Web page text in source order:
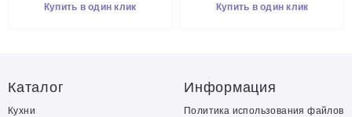
Купить в один клик Купить в один клик
Каталог
Кухни
Информация
Политика использования файлов